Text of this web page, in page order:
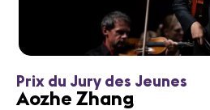
Prix du Jury des Jeunes
Aozhe Zhang